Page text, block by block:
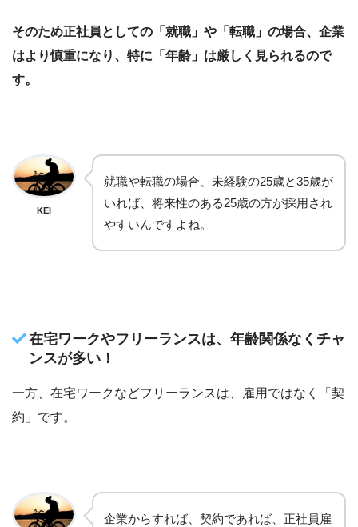
そのため正社員としての「就職」や「転職」の場合、企業
はより慎重になり、特に「年齢」は厳しく見られるので
す。
KEI
就職や転職の場合、未経験の25歳と35歳が
いれば、将来性のある25歳の方が採用され
やすいんですよね。
在宅ワークやフリーランスは、年齢関係なくチャ
ンスが多い！
一方、在宅ワークなどフリーランスは、雇用ではなく「契
約」です。
企業からすれば、契約であれば、正社員雇